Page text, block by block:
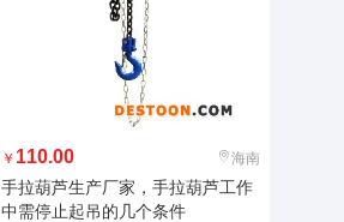
￥ 110.00 海南
手拉葫芦生产厂家，手拉葫芦工作
中需停止起吊的几个条件